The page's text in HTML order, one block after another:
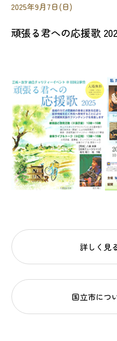
2025年9月7日(日)
頑張る君への応援歌
詳しく見
国立市につ